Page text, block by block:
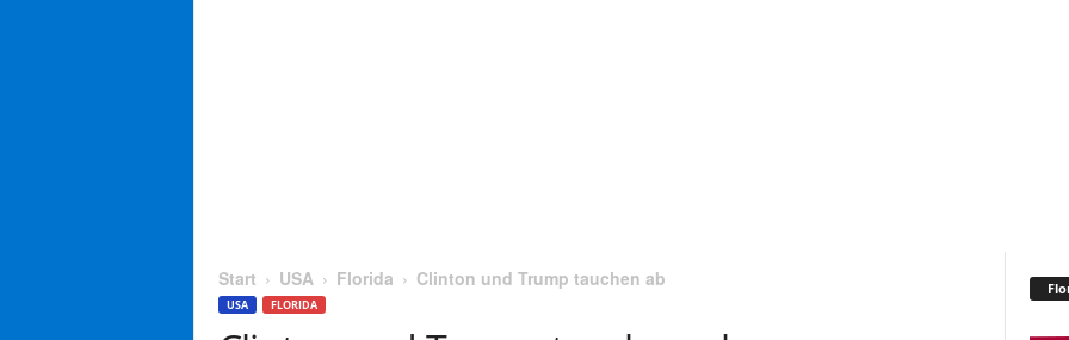
Start USA Florida Clinton und Trump tauchen ab
USA FLORIDA